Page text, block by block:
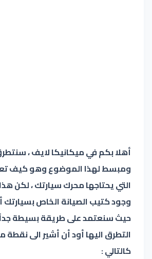
أهلا بكم في ميكانيكا لايف ،
ومبسط لهذا الموضوع وهو كيف
التي يحتاجها محرك سيارتك ، لكن
وجود كتيب الصيانة الخاص بسيارتك
حيث سنعتمد على طريقة بسيطة
التطرق اليها أود أن أشير الى
كالتالي :